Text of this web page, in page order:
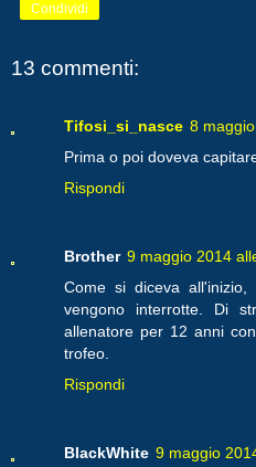
Condividi
13 commenti:
Tifosi_si_nasce 8
Prima o poi doveva
Rispondi
Brother 9 maggio 2014
Come si diceva
vengono interrotte. Di
allenatore per 12 anni
trofeo.
Rispondi
BlackWhite 9 maggio